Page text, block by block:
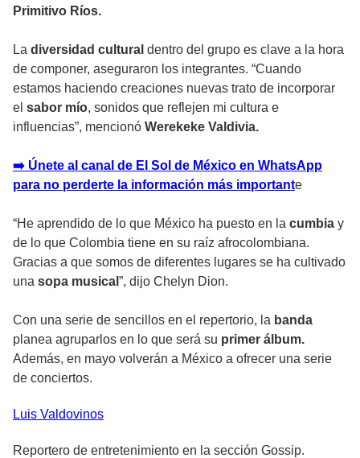
Primitivo Ríos.
La diversidad cultural dentro del grupo es clave a la hora
de componer, aseguraron los integrantes. “Cuando
estamos haciendo creaciones nuevas trato de incorporar
el sabor mío, sonidos que reflejen mi cultura e
influencias”, mencionó Werekeke Valdivia.
➡️ Únete al canal de El Sol de México en WhatsApp
para no perderte la información más importante
“He aprendido de lo que México ha puesto en la cumbia y
de lo que Colombia tiene en su raíz afrocolombiana.
Gracias a que somos de diferentes lugares se ha cultivado
una sopa musical ”, dijo Chelyn Dion.
Con una serie de sencillos en el repertorio, la banda
planea agruparlos en lo que será su primer álbum.
Además, en mayo volverán a México a ofrecer una serie
de conciertos.
Luis Valdovinos
Reportero de entretenimiento en la sección Gossip.